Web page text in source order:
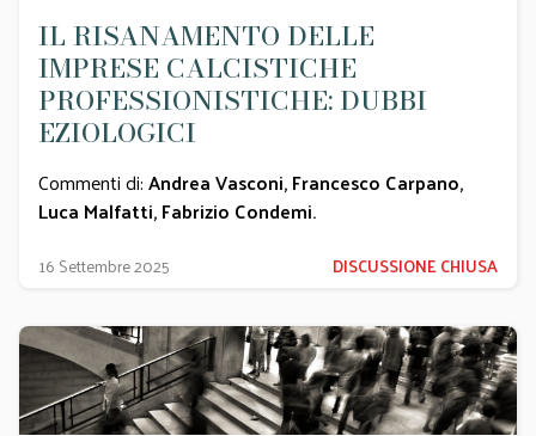
IL RISANAMENTO DELLE
IMPRESE CALCISTICHE
PROFESSIONISTICHE: DUBBI
EZIOLOGICI
Commenti di:Andrea Vasconi,Francesco Carpano,
Luca Malfatti,Fabrizio Condemi.
16 Settembre 2025 DISCUSSIONE CHIUSA